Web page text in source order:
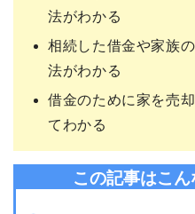
法がわかる
相続した借金や家族
法がわかる
借金のために家を売
てわかる
この記事はこん